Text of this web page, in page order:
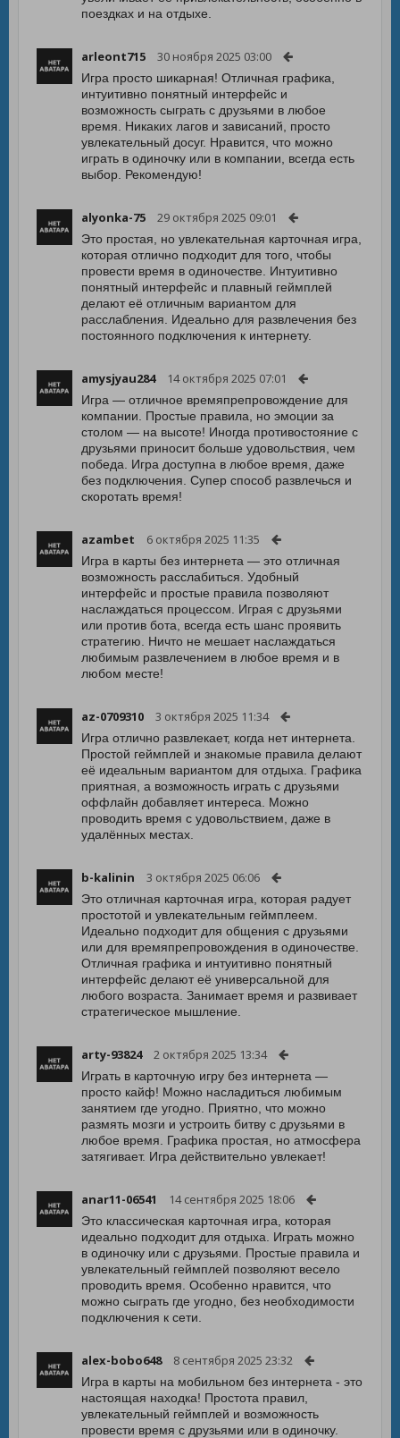
поездках и на отдыхе.
arleont715 30 ноября 2025 03:00
Игра просто шикарная! Отличная графика,
интуитивно понятный интерфейс и
возможность сыграть с друзьями в любое
время. Никаких лагов и зависаний, просто
увлекательный досуг. Нравится, что можно
играть в одиночку или в компании, всегда есть
выбор. Рекомендую!
alyonka-75 29 октября 2025 09:01
Это простая, но увлекательная карточная игра,
которая отлично подходит для того, чтобы
провести время в одиночестве. Интуитивно
понятный интерфейс и плавный геймплей
делают её отличным вариантом для
расслабления. Идеально для развлечения без
постоянного подключения к интернету.
amysjyau284 14 октября 2025 07:01
Игра — отличное времяпрепровождение для
компании. Простые правила, но эмоции за
столом — на высоте! Иногда противостояние с
друзьями приносит больше удовольствия, чем
победа. Игра доступна в любое время, даже
без подключения. Супер способ развлечься и
скоротать время!
azambet 6 октября 2025 11:35
Игра в карты без интернета — это отличная
возможность расслабиться. Удобный
интерфейс и простые правила позволяют
наслаждаться процессом. Играя с друзьями
или против бота, всегда есть шанс проявить
стратегию. Ничто не мешает наслаждаться
любимым развлечением в любое время и в
любом месте!
az-0709310 3 октября 2025 11:34
Игра отлично развлекает, когда нет интернета.
Простой геймплей и знакомые правила делают
её идеальным вариантом для отдыха. Графика
приятная, а возможность играть с друзьями
оффлайн добавляет интереса. Можно
проводить время с удовольствием, даже в
удалённых местах.
b-kalinin 3 октября 2025 06:06
Это отличная карточная игра, которая радует
простотой и увлекательным геймплеем.
Идеально подходит для общения с друзьями
или для времяпрепровождения в одиночестве.
Отличная графика и интуитивно понятный
интерфейс делают её универсальной для
любого возраста. Занимает время и развивает
стратегическое мышление.
arty-93824 2 октября 2025 13:34
Играть в карточную игру без интернета —
просто кайф! Можно насладиться любимым
занятием где угодно. Приятно, что можно
размять мозги и устроить битву с друзьями в
любое время. Графика простая, но атмосфера
затягивает. Игра действительно увлекает!
anar11-06541 14 сентября 2025 18:06
Это классическая карточная игра, которая
идеально подходит для отдыха. Играть можно
в одиночку или с друзьями. Простые правила и
увлекательный геймплей позволяют весело
проводить время. Особенно нравится, что
можно сыграть где угодно, без необходимости
подключения к сети.
alex-bobo648 8 сентября 2025 23:32
Игра в карты на мобильном без интернета - это
настоящая находка! Простота правил,
увлекательный геймплей и возможность
провести время с друзьями или в одиночку.